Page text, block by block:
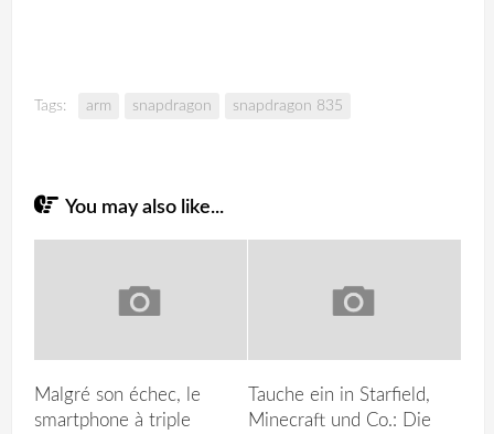
Tags: arm snapdragon snapdragon 835
You may also like...
Malgré son échec, le
smartphone à triple
Tauche ein in Starfield,
Minecraft und Co.: Die